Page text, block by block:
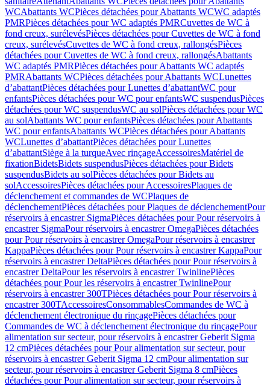
WCAbattants WCPièces détachées pour Abattants WCWC adaptés
PMRPièces détachées pour WC adaptés PMRCuvettes de WC à
fond creux, surélevésPièces détachées pour Cuvettes de WC à fond
creux, surélevésCuvettes de WC à fond creux, rallongésPièces
détachées pour Cuvettes de WC à fond creux, rallongésAbattants
WC adaptés PMRPièces détachées pour Abattants WC adaptés
PMRAbattants WCPièces détachées pour Abattants WCLunettes
d’abattantPièces détachées pour Lunettes d’abattantWC pour
enfantsPièces détachées pour WC pour enfantsWC suspendusPièces
détachées pour WC suspendusWC au solPièces détachées pour WC
au solAbattants WC pour enfantsPièces détachées pour Abattants
WC pour enfantsAbattants WCPièces détachées pour Abattants
WCLunettes d’abattantPièces détachées pour Lunettes
d’abattantSiège à la turqueAvec rinçageAccessoiresMatériel de
fixationBidetsBidets suspendusPièces détachées pour Bidets
suspendusBidets au solPièces détachées pour Bidets au
solAccessoiresPièces détachées pour AccessoiresPlaques de
déclenchement et commandes de WCPlaques de
déclenchementPièces détachées pour Plaques de déclenchementPour
réservoirs à encastrer SigmaPièces détachées pour Pour réservoirs à
encastrer SigmaPour réservoirs à encastrer OmegaPièces détachées
pour Pour réservoirs à encastrer OmegaPour réservoirs à encastrer
KappaPièces détachées pour Pour réservoirs à encastrer KappaPour
réservoirs à encastrer DeltaPièces détachées pour Pour réservoirs à
encastrer DeltaPour les réservoirs à encastrer TwinlinePièces
détachées pour Pour les réservoirs à encastrer TwinlinePour
réservoirs à encastrer 300TPièces détachées pour Pour réservoirs à
encastrer 300TAccessoiresConsommablesCommandes de WC à
déclenchement électronique du rinçagePièces détachées pour
Commandes de WC à déclenchement électronique du rinçagePour
alimentation sur secteur, pour réservoirs à encastrer Geberit Sigma
12 cmPièces détachées pour Pour alimentation sur secteur, pour
réservoirs à encastrer Geberit Sigma 12 cmPour alimentation sur
secteur, pour réservoirs à encastrer Geberit Sigma 8 cmPièces
détachées pour Pour alimentation sur secteur, pour réservoirs à